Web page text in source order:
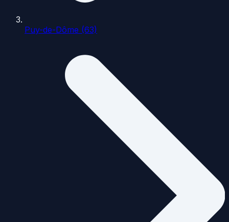
Puy-de-Dôme (63)